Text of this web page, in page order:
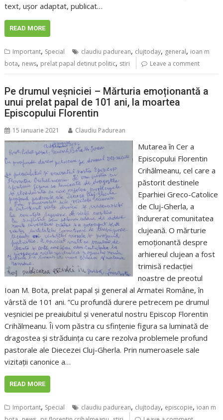
text, ușor adaptat, publicat…
READ MORE
Important, Special claudiu padurean, clujtoday, general, ioan m
bota, news, prelat papal detinut politic, stiri Leave a comment
Pe drumul veșniciei – Mărturia emoționantă a
unui prelat papal de 101 ani, la moartea
Episcopului Florentin
15 ianuarie 2021 Claudiu Padurean
Mutarea în Cer a
Episcopului Florentin
Crihălmeanu, cel care a
păstorit destinele
Eparhiei Greco-Catolice
de Cluj-Gherla, a
îndurerat comunitatea
clujeană. O mărturie
emoționantă despre
arhiereul clujean a fost
trimisă redacției
noastre de preotul
Ioan M. Bota, prelat papal și general al Armatei Române, în
vârstă de 101 ani. ”Cu profundă durere petrecem pe drumul
veșniciei pe preaiubitul și veneratul nostru Episcop Florentin
Crihălmeanu. Îi vom păstra cu sfințenie figura sa luminată de
dragostea și străduința cu care rezolva problemele profund
pastorale ale Diecezei Cluj-Gherla. Prin numeroasele sale
vizitații canonice a…
READ MORE
Important, Special claudiu padurean, clujtoday, episcopie, ioan m